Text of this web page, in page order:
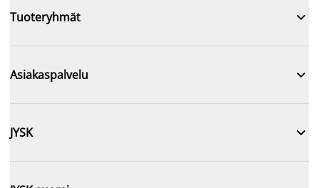
Tuoteryhmät 
Asiakaspalvelu 
JYSK 